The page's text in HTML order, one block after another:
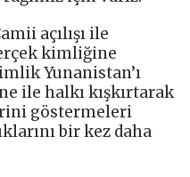
açılışı ile
kimliğine
Yunanistan’ı
ile halkı kışkırtarak
göstermeleri
bir kez daha